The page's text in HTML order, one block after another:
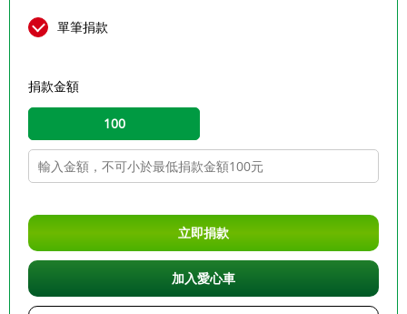
單筆捐款
捐款金額
100
立即捐款
加入愛心車